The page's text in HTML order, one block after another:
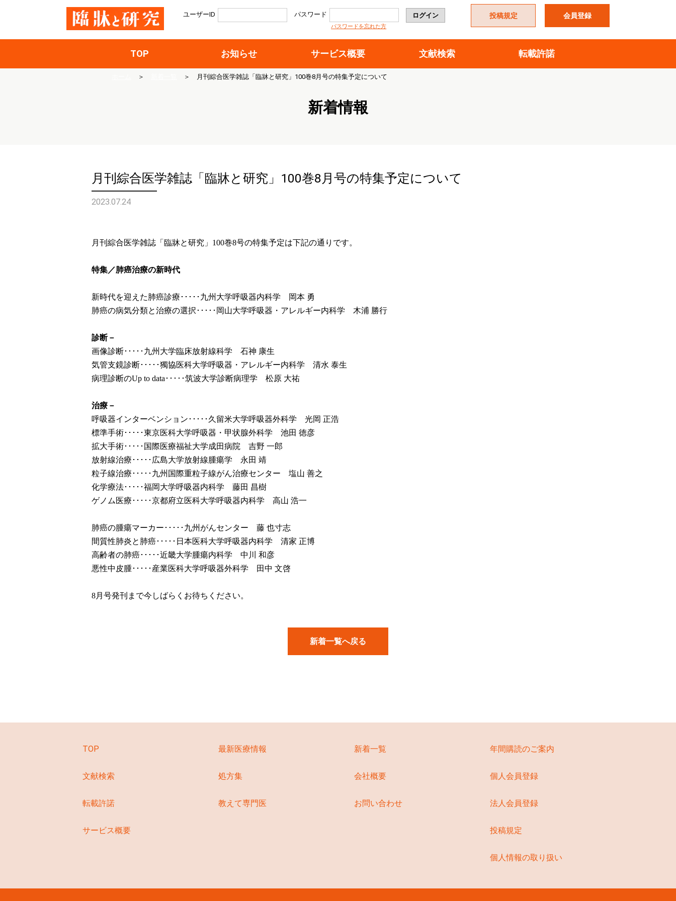
ユーザーID パスワード
パスワードを忘れた方
投稿規定 会員登録
TOP お知らせ サービス概要 文献検索 転載許諾
＞ ＞ 月刊綜合医学雑誌「臨牀と研究」100巻8月号の特集予定について
新着情報
月刊綜合医学雑誌「臨牀と研究」100巻8月号の特集予定について
2023.07.24
月刊綜合医学雑誌「臨牀と研究」100巻8号の特集予定は下記の通りです。
特集／肺癌治療の新時代
新時代を迎えた肺癌診療･････九州大学呼吸器内科学 岡本 勇
肺癌の病気分類と治療の選択･････岡山大学呼吸器・アレルギー内科学 木浦 勝行
診断－
画像診断･････九州大学臨床放射線科学 石神 康生
気管支鏡診断･････獨協医科大学呼吸器・アレルギー内科学 清水 泰生
病理診断のUp to data･････筑波大学診断病理学 松原 大祐
治療－
呼吸器インターベンション･････久留米大学呼吸器外科学 光岡 正浩
標準手術･････東京医科大学呼吸器・甲状腺外科学 池田 徳彦
拡大手術･････国際医療福祉大学成田病院 吉野 一郎
放射線治療･････広島大学放射線腫瘍学 永田 靖
粒子線治療･････九州国際重粒子線がん治療センター 塩山 善之
化学療法･････福岡大学呼吸器内科学 藤田 昌樹
ゲノム医療･････京都府立医科大学呼吸器内科学 高山 浩一
肺癌の腫瘍マーカー･････九州がんセンター 藤 也寸志
間質性肺炎と肺癌･････日本医科大学呼吸器内科学 清家 正博
高齢者の肺癌･････近畿大学腫瘍内科学 中川 和彦
悪性中皮腫･････産業医科大学呼吸器外科学 田中 文啓
8月号発刊まで今しばらくお待ちください。
新着一覧へ戻る
TOP
文献検索
転載許諾
サービス概要
最新医療情報
処方集
教えて専門医
新着一覧
会社概要
お問い合わせ
年間購読のご案内
個人会員登録
法人会員登録
投稿規定
個人情報の取り扱い